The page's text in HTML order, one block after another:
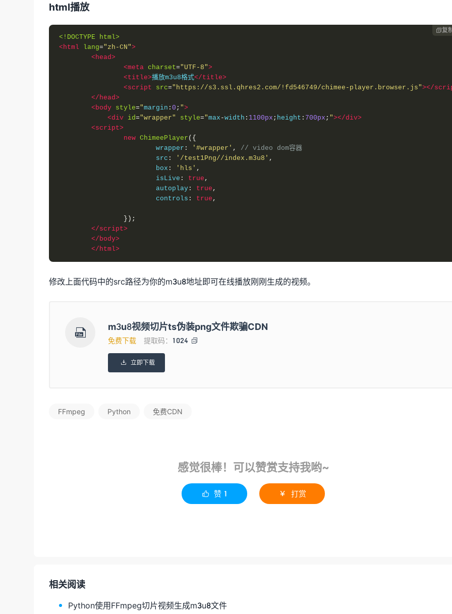
        bin_file
with open(f'{rewritePath}/' + i, 'ab') as f:
            f
. write
            bin_file
"PNG元数据转PNG-TS 成功！"
'{vName}.ts')
filePath)
"临时文件删除成功" )
html播放
复制
<!DOCTYPE html>
<html
lang="zh-CN">
<head>
<meta charset="UTF-8">
<title>播放m3u8格式</title>
<script
src="https://s3.ssl.qhres2.com/!fd546749/chimee-player.browser.js"></
</head>
<body style="margin : 0 ; ">
<div id="wrapper" style="max -width : 1100px ; height : 700px ; "></div>
<script>
new ChimeePlayer ({
			wrapper
: '#wrapper' ,
// video dom容器
			src
: '/test1Png//index.m3u8' ,
			box
: 'hls' ,
			isLive
: true ,
			autoplay
: true ,
			controls
: true ,
});
</script>
</body>
</html>
修改上面代码中的src路径为你的m3u8地址即可在线播放刚刚生成的视频。
 m3u8视频切片ts伪装png文件欺骗CDN
免费下载 提取码： 1024 
 立即下载
FFmpeg Python 免费CDN
感觉很棒！可以赞赏支持我哟~
 赞 1  打赏
相关阅读
Python使用FFmpeg切片视频生成m3u8文件